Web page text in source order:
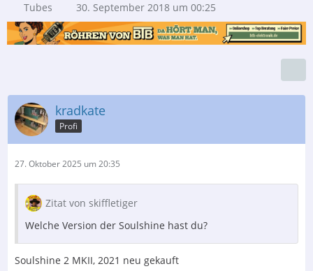
Tubes 30. September 2018 um 00:25
kradkate
Profi
27. Oktober 2025 um 20:35
Zitat von skiffletiger
Welche Version der Soulshine hast du?
Soulshine 2 MKII, 2021 neu gekauft